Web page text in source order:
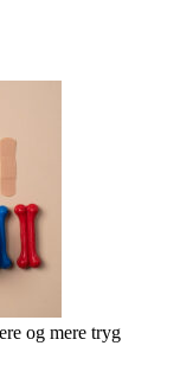
og mere tryg